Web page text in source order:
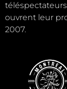
ouvrent leur
2007.